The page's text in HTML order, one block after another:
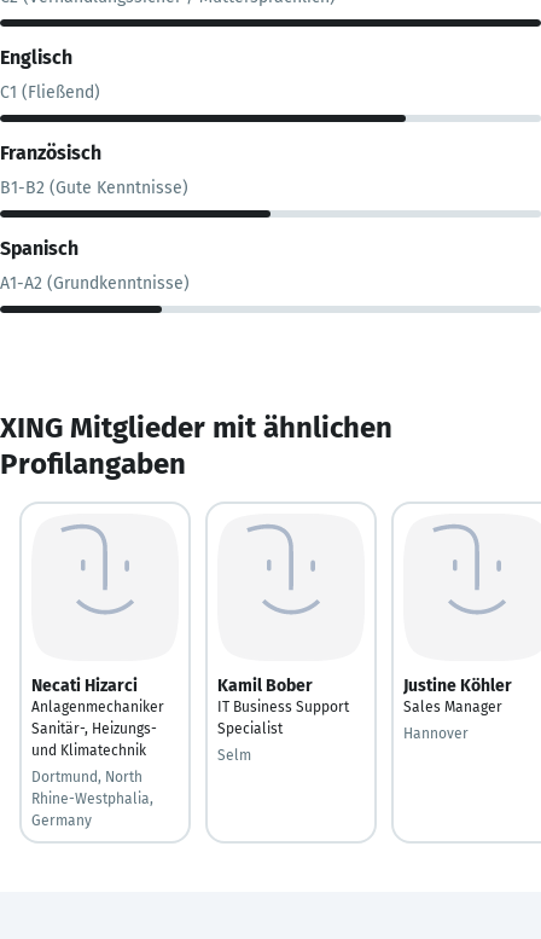
Englisch
C1 (Fließend)
Französisch
B1-B2 (Gute Kenntnisse)
Spanisch
A1-A2 (Grundkenntnisse)
XING Mitglieder mit ähnlichen
Profilangaben
Necati Hizarci
Anlagenmechaniker
Sanitär-, Heizungs-
und Klimatechnik
Dortmund, North
Rhine-Westphalia,
Germany
Kamil Bober
IT Business Support
Specialist
Selm
Justine Köhler
Sales Manager
Hannover